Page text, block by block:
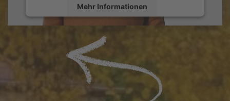
Mehr Informationen
powered by
Management Platform